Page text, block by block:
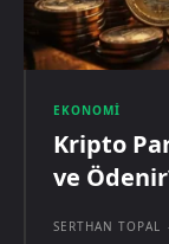
EKONOMI
Kripto
ve
SERTHAN TOPAL